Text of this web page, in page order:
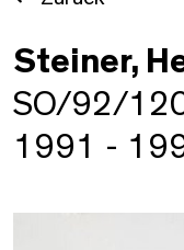
Steiner,
SO/92/
1991 -